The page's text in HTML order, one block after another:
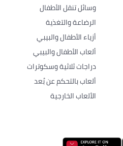
وسائل تنقل الأطفال
الرضاعة والتغذية
أزياء الأطفال والبيبي
ألعاب الأطفال والبيبي
دراجات ثلاثية وسكوترات
ألعاب بالتحكم عن بُعد
الألعاب الخارجية